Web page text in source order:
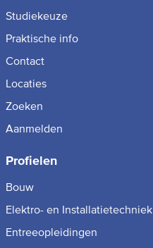
Studiekeuze
Praktische info
Contact
Locaties
Zoeken
Aanmelden
Profielen
Bouw
Elektro- en Installatietechniek
Entreeopleidingen